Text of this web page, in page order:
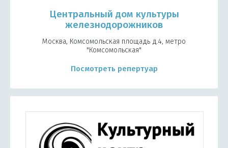
Центральный дом культуры
железнодорожников
Москва, Комсомольская площадь д.4, метро
"Комсомольская"
Посмотреть репертуар